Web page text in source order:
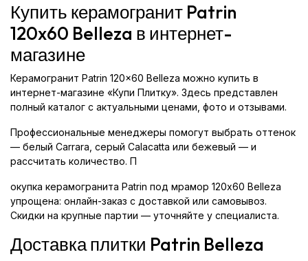
Купить керамогранит Patrin
120x60 Belleza в интернет-
магазине
Керамогранит Patrin 120x60 Belleza можно купить в
интернет-магазине «Купи Плитку». Здесь представлен
полный каталог с актуальными ценами, фото и отзывами.
Профессиональные менеджеры помогут выбрать оттенок
— белый Carrara, серый Calacatta или бежевый — и
рассчитать количество. П
окупка керамогранита Patrin под мрамор 120x60 Belleza
упрощена: онлайн-заказ с доставкой или самовывоз.
Скидки на крупные партии — уточняйте у специалиста.
Доставка плитки Patrin Belleza